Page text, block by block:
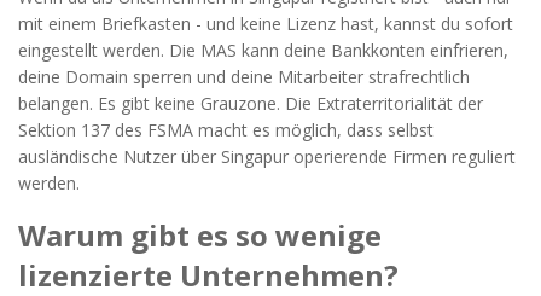
mit einem Briefkasten - und keine Lizenz hast, kannst du sofort
eingestellt werden. Die MAS kann deine Bankkonten einfrieren,
deine Domain sperren und deine Mitarbeiter strafrechtlich
belangen. Es gibt keine Grauzone. Die Extraterritorialität der
Sektion 137 des FSMA macht es möglich, dass selbst
ausländische Nutzer über Singapur operierende Firmen reguliert
werden.
Warum gibt es so wenige
lizenzierte Unternehmen?